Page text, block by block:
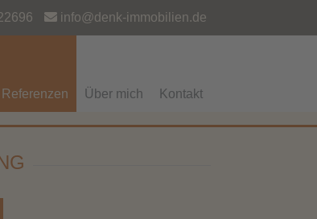
info@denk-immobilien.de
Referenzen Über mich Kontakt